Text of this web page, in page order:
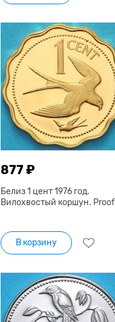
877 ₽
Белиз 1 цент 1976 год.
Вилохвостый коршун. Proof
В корзину